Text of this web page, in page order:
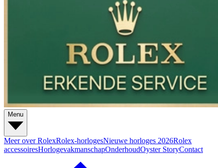
Menu
Meer over RolexRolex-horlogesNieuwe horloges 2026Rolex
accessoiresHorlogevakmanschapOnderhoudOyster StoryContact